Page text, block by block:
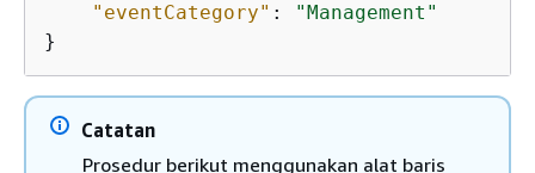
"eventCategory" :
"Management"
}
Catatan
Prosedur berikut menggunakan alat baris